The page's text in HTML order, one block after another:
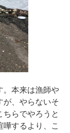
本来は漁師や
が、やらないそ
ちらでやろうと
するより、こ